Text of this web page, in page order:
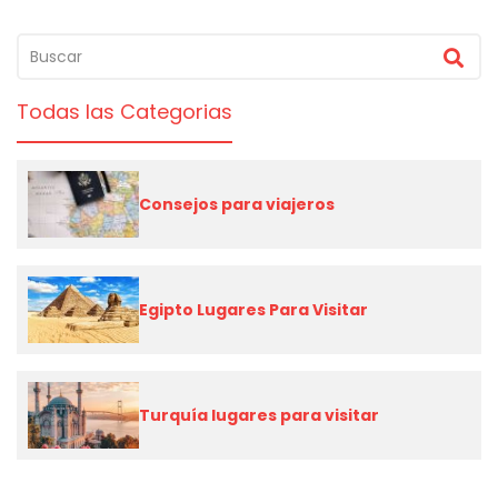
Todas las Categorias
Consejos para viajeros
Egipto Lugares Para Visitar
Turquía lugares para visitar